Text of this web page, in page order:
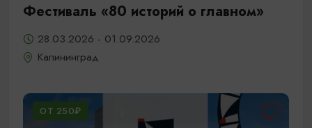
Фестиваль «80 историй о главном»
28.03.2026 - 01.09.2026
Калининград
ОТ 250₽